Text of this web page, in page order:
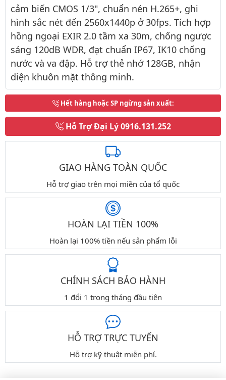
cảm biến CMOS 1/3", chuẩn nén H.265+, ghi
hình sắc nét đến 2560x1440p ở 30fps. Tích hợp
hồng ngoại EXIR 2.0 tầm xa 30m, chống ngược
sáng 120dB WDR, đạt chuẩn IP67, IK10 chống
nước và va đập. Hỗ trợ thẻ nhớ 128GB, nhận
diện khuôn mặt thông minh.
Hết hàng hoặc SP ngừng sản xuất:
Hỗ Trợ Đại Lý0916.131.252
GIAO HÀNG TOÀN QUỐC
Hỗ trợ giao trên mọi miền của tổ quốc
HOÀN LẠI TIỀN 100%
Hoàn lại 100% tiền nếu sản phẩm lỗi
CHÍNH SÁCH BẢO HÀNH
1 đổi 1 trong tháng đầu tiên
HỖ TRỢ TRỰC TUYẾN
Hỗ trợ kỹ thuật miễn phí.